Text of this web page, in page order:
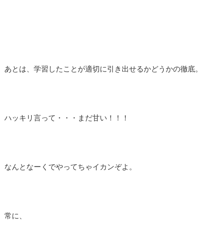
あとは、学習したことが適切に引き出せるかどうかの徹底。
ハッキリ言って・・・まだ甘い！！！
なんとなーくでやってちゃイカンぞよ。
常に、